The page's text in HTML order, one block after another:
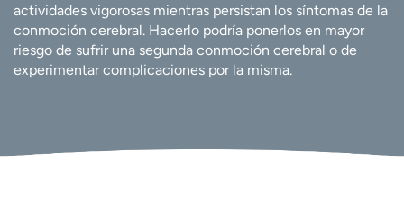
actividades vigorosas mientras persistan los síntomas de la
conmoción cerebral. Hacerlo podría ponerlos en mayor
riesgo de sufrir una segunda conmoción cerebral o de
experimentar complicaciones por la misma.